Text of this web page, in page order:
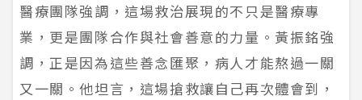
醫療團隊強調，這場救治展現的不只是醫療專
業，更是團隊合作與社會善意的力量。黃振銘強
調，正是因為這些善念匯聚，病人才能熬過一關
又一關。他坦言，這場搶救讓自己再次體會到，